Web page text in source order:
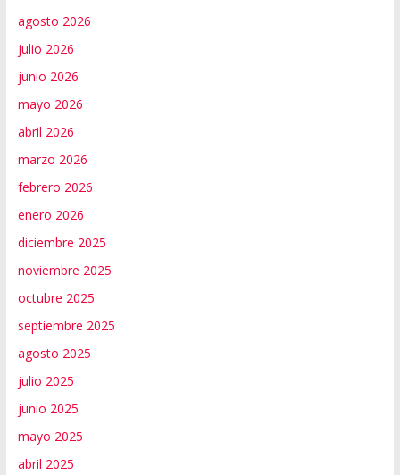
agosto 2026
julio 2026
junio 2026
mayo 2026
abril 2026
marzo 2026
febrero 2026
enero 2026
diciembre 2025
noviembre 2025
octubre 2025
septiembre 2025
agosto 2025
julio 2025
junio 2025
mayo 2025
abril 2025